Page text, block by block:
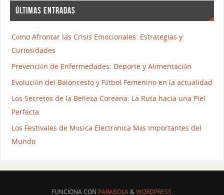
ÚLTIMAS ENTRADAS
Cómo Afrontar las Crisis Emocionales: Estrategias y
Curiosidades
Prevención de Enfermedades: Deporte y Alimentación
Evolución del Baloncesto y Fútbol Femenino en la actualidad
Los Secretos de la Belleza Coreana: La Ruta hacia una Piel
Perfecta
Los Festivales de Música Electrónica Más Importantes del
Mundo
FUNCIONA CON PARABOLA&WORDPRESS.